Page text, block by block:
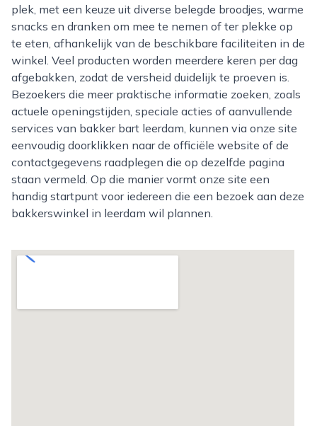
plek, met een keuze uit diverse belegde broodjes, warme
snacks en dranken om mee te nemen of ter plekke op
te eten, afhankelijk van de beschikbare faciliteiten in de
winkel. Veel producten worden meerdere keren per dag
afgebakken, zodat de versheid duidelijk te proeven is.
Bezoekers die meer praktische informatie zoeken, zoals
actuele openingstijden, speciale acties of aanvullende
services van bakker bart leerdam, kunnen via onze site
eenvoudig doorklikken naar de officiële website of de
contactgegevens raadplegen die op dezelfde pagina
staan vermeld. Op die manier vormt onze site een
handig startpunt voor iedereen die een bezoek aan deze
bakkerswinkel in leerdam wil plannen.